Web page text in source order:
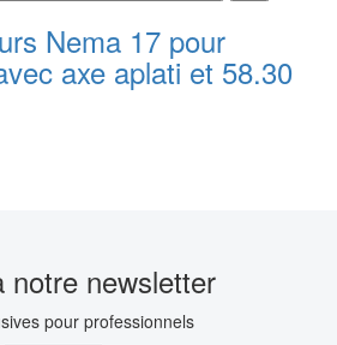
Nema 17 pour
axe aplati et 58.30
notre newsletter
pour professionnels